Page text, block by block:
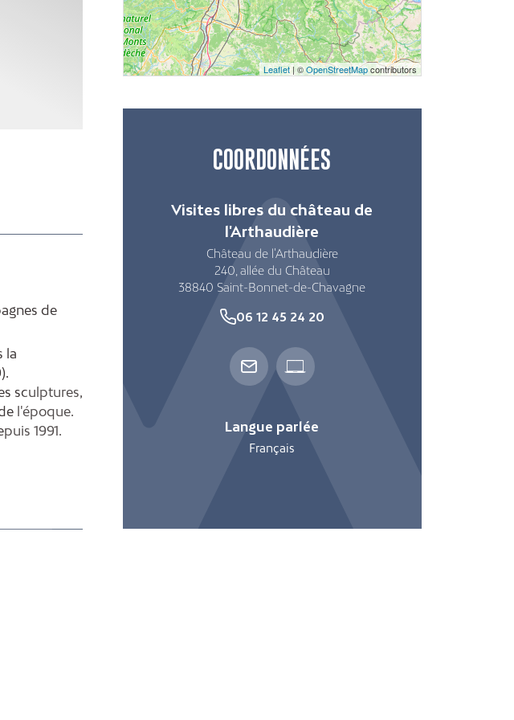
de
la
sculptures,
l'époque.
1991.
Leaflet| ©OpenStreetMapcontributors
COORDONNÉES
Visites libres du château de
l'Arthaudière
Château de l'Arthaudière
240, allée du Château
38840 Saint-Bonnet-de-Chavagne
06 12 45 24 20
Langue parlée
Français